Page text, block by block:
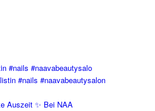
#nails #naavabeautysalo
Auszeit ✨ Bei NAA